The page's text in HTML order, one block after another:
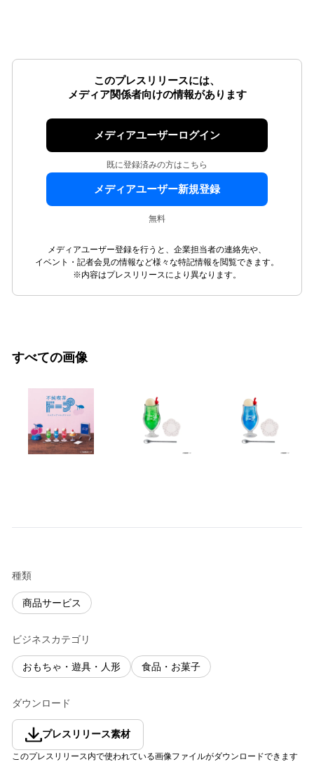
このプレスリリースには、
メディア関係者向けの情報があります
メディアユーザーログイン
既に登録済みの方はこちら
メディアユーザー新規登録
無料
メディアユーザー登録を行うと、企業担当者の連絡先や、
イベント・記者会見の情報など様々な特記情報を閲覧できます。
※内容はプレスリリースにより異なります。
すべての画像
種類
商品サービス
ビジネスカテゴリ
おもちゃ・遊具・人形 食品・お菓子
ダウンロード
プレスリリース素材
このプレスリリース内で使われている画像ファイルがダウンロードできます